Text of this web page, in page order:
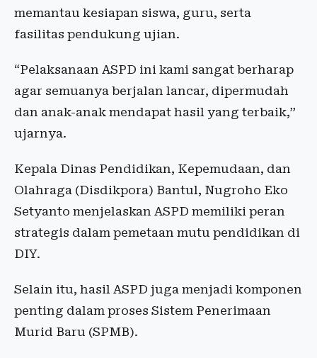
memantau kesiapan siswa, guru, serta
fasilitas pendukung ujian.
“Pelaksanaan ASPD ini kami sangat berharap
agar semuanya berjalan lancar, dipermudah
dan anak-anak mendapat hasil yang terbaik,”
ujarnya.
Kepala Dinas Pendidikan, Kepemudaan, dan
Olahraga (Disdikpora) Bantul, Nugroho Eko
Setyanto menjelaskan ASPD memiliki peran
strategis dalam pemetaan mutu pendidikan di
DIY.
Selain itu, hasil ASPD juga menjadi komponen
penting dalam proses Sistem Penerimaan
Murid Baru (SPMB).